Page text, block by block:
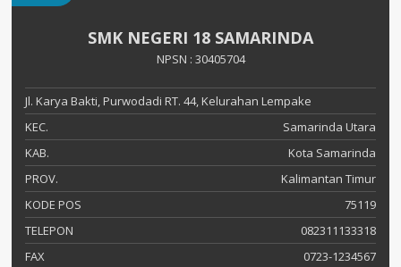
SMK NEGERI 18 SAMARINDA
NPSN : 30405704
Jl. Karya Bakti, Purwodadi RT. 44, Kelurahan Lempake
KEC.
Samarinda Utara
KAB.
Kota Samarinda
PROV.
Kalimantan Timur
KODE POS
75119
TELEPON
082311133318
FAX
0723-1234567